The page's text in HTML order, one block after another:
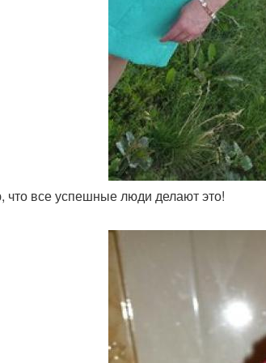
что все успешные люди делают это!